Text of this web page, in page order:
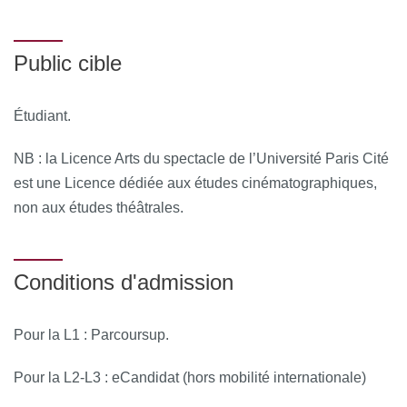
En aucun cas une note de 1ère session, inférieure à 10 et
session ultérieure.
Un.e étudiant.e peut renoncer au bénéfice d’une
compensation entre UE et entre ECUE d’une même
année. Mais dans ce cas, il/elle renonce également à titre
Public cible
Étudiant.
NB : la Licence Arts du spectacle de l’Université Paris Cité
est une Licence dédiée aux études cinématographiques,
non aux études théâtrales.
Conditions d'admission
Pour la L1 : Parcoursup.
Pour la L2-L3 : eCandidat (hors mobilité internationale)